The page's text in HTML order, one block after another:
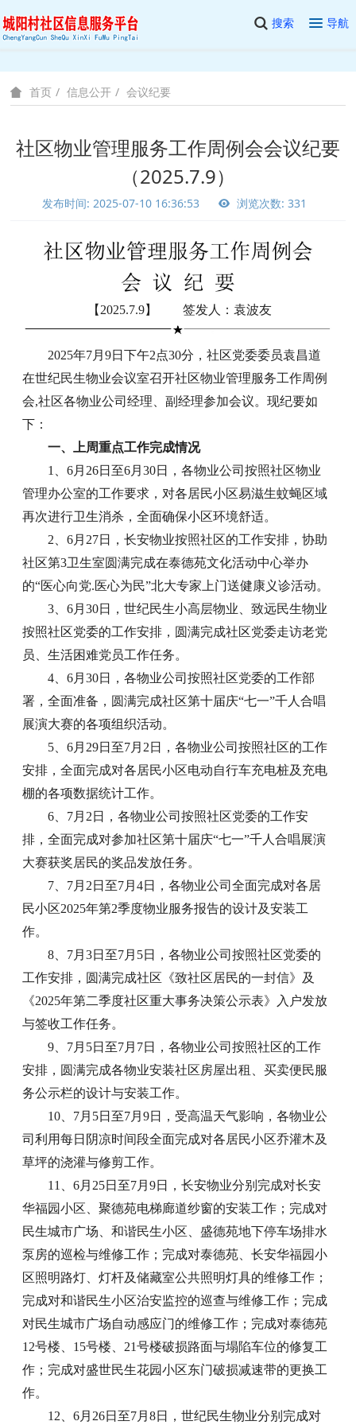
搜索 导航
首页 信息公开 会议纪要
社区物业管理服务工作周例会会议纪要
（2025.7.9）
发布时间: 2025-07-10 16:36:53 浏览次数: 331
【2025.7.9】 签发人：袁波友
2025年7月9日下午2点30分，社区党委委员袁昌道
在世纪民生物业会议室召开社区物业管理服务工作周例
会,社区各物业公司经理、副经理参加会议。现纪要如
下：
一、上周重点工作完成情况
1、6月26日至6月30日，各物业公司按照社区物业
管理办公室的工作要求，对各居民小区易滋生蚊蝇区域
再次进行卫生消杀，全面确保小区环境舒适。
2、6月27日，长安物业按照社区的工作安排，协助
社区第3卫生室圆满完成在泰德苑文化活动中心举办
的“医心向党.医心为民”北大专家上门送健康义诊活动。
3、6月30日，世纪民生小高层物业、致远民生物业
按照社区党委的工作安排，圆满完成社区党委走访老党
员、生活困难党员工作任务。
4、6月30日，各物业公司按照社区党委的工作部
署，全面准备，圆满完成社区第十届庆“七一”千人合唱
展演大赛的各项组织活动。
5、6月29日至7月2日，各物业公司按照社区的工作
安排，全面完成对各居民小区电动自行车充电桩及充电
棚的各项数据统计工作。
6、7月2日，各物业公司按照社区党委的工作安
排，全面完成对参加社区第十届庆“七一”千人合唱展演
大赛获奖居民的奖品发放任务。
7、7月2日至7月4日，各物业公司全面完成对各居
民小区2025年第2季度物业服务报告的设计及安装工
作。
8、7月3日至7月5日，各物业公司按照社区党委的
工作安排，圆满完成社区《致社区居民的一封信》及
《2025年第二季度社区重大事务决策公示表》入户发放
与签收工作任务。
9、7月5日至7月7日，各物业公司按照社区的工作
安排，圆满完成各物业安装社区房屋出租、买卖便民服
务公示栏的设计与安装工作。
10、7月5日至7月9日，受高温天气影响，各物业公
司利用每日阴凉时间段全面完成对各居民小区乔灌木及
草坪的浇灌与修剪工作。
11、6月25日至7月9日，长安物业分别完成对长安
华福园小区、聚德苑电梯廊道纱窗的安装工作；完成对
民生城市广场、和谐民生小区、盛德苑地下停车场排水
泵房的巡检与维修工作；完成对泰德苑、长安华福园小
区照明路灯、灯杆及储藏室公共照明灯具的维修工作；
完成对和谐民生小区治安监控的巡查与维修工作；完成
对民生城市广场自动感应门的维修工作；完成对泰德苑
12号楼、15号楼、21号楼破损路面与塌陷车位的修复工
作；完成对盛世民生花园小区东门破损减速带的更换工
作。
12、6月26日至7月8日，世纪民生物业分别完成对